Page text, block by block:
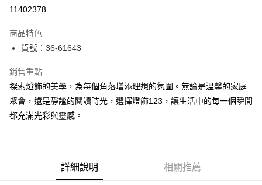
街口支付
悠遊付
Google Pay
全盈+PAY
AFTEE先享後付是「在收到商品之後才付款」的支付方式。 讓您購物簡單
11402378
商品特色
貨號：36-61643
銷售重點
探索燈飾的美學，為每個角落增添理想的氛圍。無論是溫馨的家庭
聚會，還是靜謐的閱讀時光，選擇燈飾123，讓生活中的每一個瞬間
都充滿光彩與靈感。
詳細說明 相關推薦